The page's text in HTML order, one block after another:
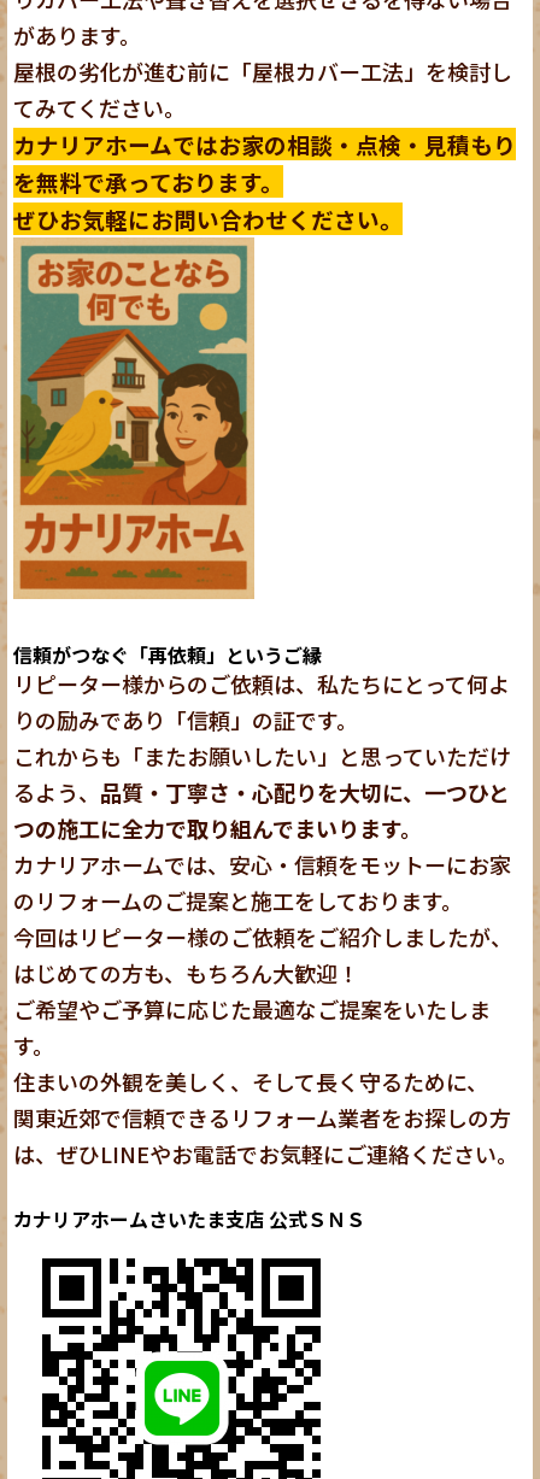
があります。
屋根の劣化が進む前に「屋根カバー工法」を検討し
てみてください。
カナリアホームではお家の相談・点検・見積もり
を無料で承っております。
ぜひお気軽にお問い合わせください。
信頼がつなぐ「再依頼」というご縁
リピーター様からのご依頼は、私たちにとって何よ
りの励みであり「信頼」の証です。
これからも「またお願いしたい」と思っていただけ
るよう、 品質・丁寧さ・心配りを大切に、一つひと
つの施工に全力で取り組んでまいります。
カナリアホームでは、安心・信頼をモットーにお家
のリフォームのご提案と施工をしております。
今回はリピーター様のご依頼をご紹介しましたが、
はじめての方も、もちろん大歓迎！
ご希望やご予算に応じた最適なご提案をいたしま
す。
住まいの外観を美しく、そして長く守るために、
関東近郊で信頼できるリフォーム業者をお探しの方
は、ぜひLINEやお電話でお気軽にご連絡ください。
カナリアホームさいたま支店 公式ＳＮＳ